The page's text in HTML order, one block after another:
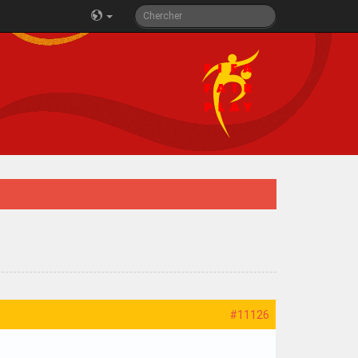
#11126